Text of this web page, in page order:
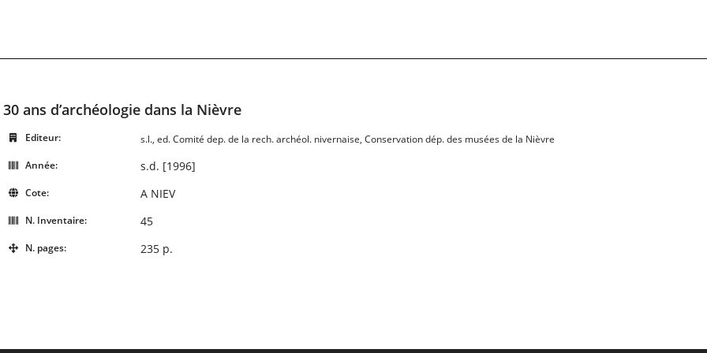
30 ans d’archéologie dans la Nièvre
Editeur:
s.l., ed. Comité dep. de la rech. archéol. nivernaise, Conservation dép. des musées de la Nièvre
Année:
s.d. [1996]
Cote: A NIEV
N. Inventaire: 45
N. pages: 235 p.